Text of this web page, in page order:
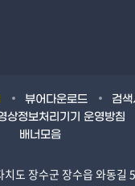
뷰어다운로드
검
상정보처리기기 운영방침
배너모음
도 장수군 장수읍 와동길